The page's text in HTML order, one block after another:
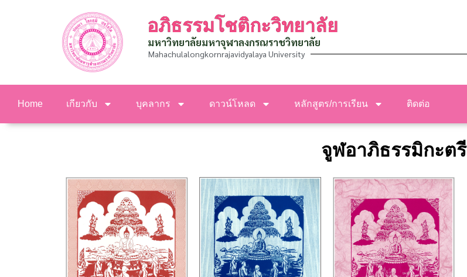
อภิธรรมโชติกะวิทยาลัย
มหาวิทยาลัยมหาจุฬาลงกรณราชวิทยาลัย
Mahachulalongkornrajavidyalaya University
Home เกียวกับ บุคลากร ดาวน์โหลด หลักสูตร/การเรียน ติดต่อ
จูฬอาภิธรรมิกะตรี